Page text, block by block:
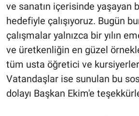
ve sanatın içerisinde yaşayan
hedefiyle çalışıyoruz. Bugün
çalışmalar yalnızca bir yılın
ve üretkenliğin en güzel
tüm usta öğretici ve
Vatandaşlar ise sunulan bu
dolayı Başkan Ekim'e